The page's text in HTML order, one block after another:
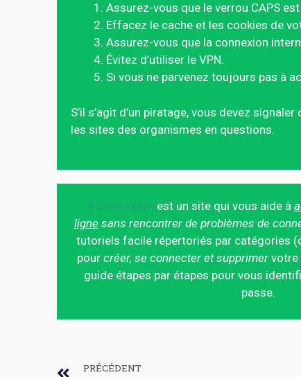
Assurez-vous que le verrou CAPS
Effacez le cache et les cookies de
Assurez-vous que la connexion
Évitez d’utiliser le VPN.
Si vous ne parvenez toujours pas à
S’il s’agit d’un piratage, vous devez
les sites des organismes en questions.
est un site qui vous aide à
ligne sans rencontrer de problèmes de
tutoriels facile répertoriés par catégories
pourcréer, se connecter et supprimer votre
guide étapes par étapes pour vous
passe.
PRÉCÉDENT